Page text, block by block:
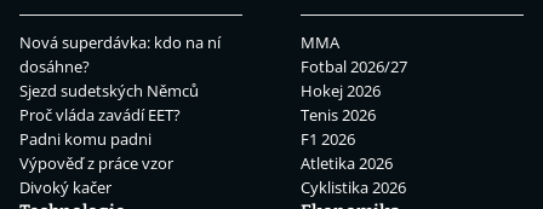
Nová superdávka: kdo na ní
dosáhne?
Sjezd sudetských Němců
Proč vláda zavádí EET?
Padni komu padni
Výpověď z práce vzor
Divoký kačer
MMA
Fotbal 2026/27
Hokej 2026
Tenis 2026
F1 2026
Atletika 2026
Cyklistika 2026